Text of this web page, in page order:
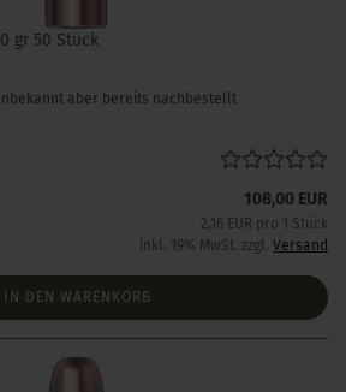
gr 50 Stück
aber bereits nachbestellt
108,00 EUR
2,16 EUR pro 1 Stück
inkl. 19% MwSt. zzgl. Versand
IN DEN WARENKORB